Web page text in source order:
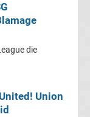
die
Union